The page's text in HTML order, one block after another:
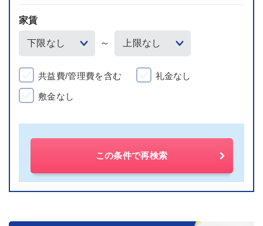
家賃
～
共益費/管理費を含む 礼金なし
敷金なし
この条件で再検索